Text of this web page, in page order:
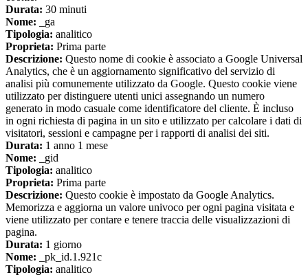
Durata: 30 minuti
Nome: _ga
Tipologia: analitico
Proprieta: Prima parte
Descrizione: Questo nome di cookie è associato a Google Universal
Analytics, che è un aggiornamento significativo del servizio di
analisi più comunemente utilizzato da Google. Questo cookie viene
utilizzato per distinguere utenti unici assegnando un numero
generato in modo casuale come identificatore del cliente. È incluso
in ogni richiesta di pagina in un sito e utilizzato per calcolare i dati di
visitatori, sessioni e campagne per i rapporti di analisi dei siti.
Durata: 1 anno 1 mese
Nome: _gid
Tipologia: analitico
Proprieta: Prima parte
Descrizione: Questo cookie è impostato da Google Analytics.
Memorizza e aggiorna un valore univoco per ogni pagina visitata e
viene utilizzato per contare e tenere traccia delle visualizzazioni di
pagina.
Durata: 1 giorno
Nome: _pk_id.1.921c
Tipologia: analitico